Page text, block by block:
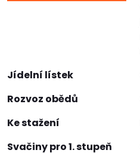
Jídelní lístek
Rozvoz obědů
Ke stažení
Svačiny pro 1. stupeň